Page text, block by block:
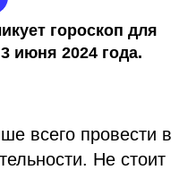
гороскоп для
июня 2024 года.
всего провести в
Не стоит